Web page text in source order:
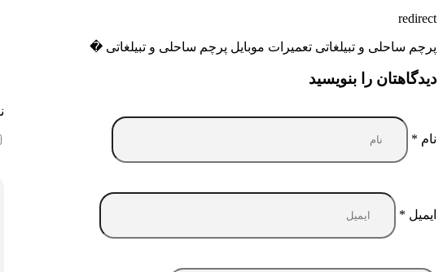
redirect
پرچم ساحلی و تبیلغاتی تعمیرات موبایل پرچم ساحلی و تبیلغاتی �
دیدگاهتان را بنویسید
نام *
ایمیل *